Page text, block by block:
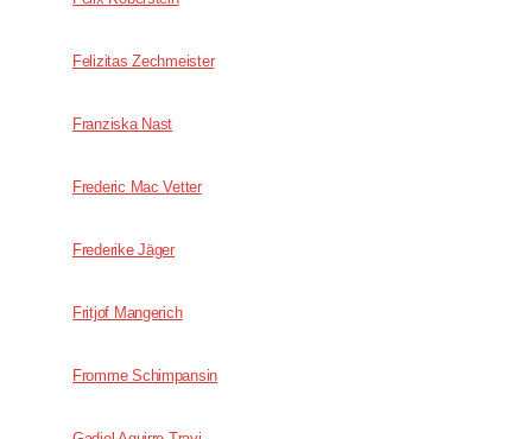
Felizitas Zechmeister
Franziska Nast
Frederic Mac Vetter
Frederike Jäger
Fritjof Mangerich
Fromme Schimpansin